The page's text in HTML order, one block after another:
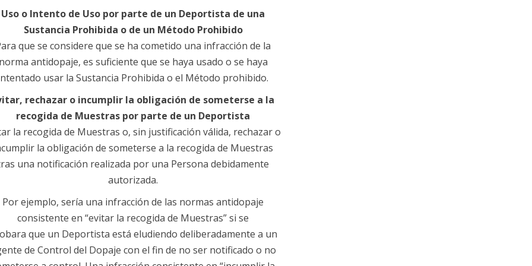
Uso o Intento de Uso por parte de un Deportista de una
Sustancia Prohibida o de un Método Prohibido
que se considere que se ha cometido una infracción de la
norma antidopaje, es suficiente que se haya usado o se haya
usar la Sustancia Prohibida o el Método prohibido.
rechazar o incumplir la obligación de someterse a la
recogida de Muestras por parte de un Deportista
la recogida de Muestras o, sin justificación válida, rechazar o
la obligación de someterse a la recogida de Muestras
una notificación realizada por una Persona debidamente
autorizada.
Por ejemplo, sería una infracción de las normas antidopaje
consistente en “evitar la recogida de Muestras” si se
que un Deportista está eludiendo deliberadamente a un
de Control del Dopaje con el fin de no ser notificado o no